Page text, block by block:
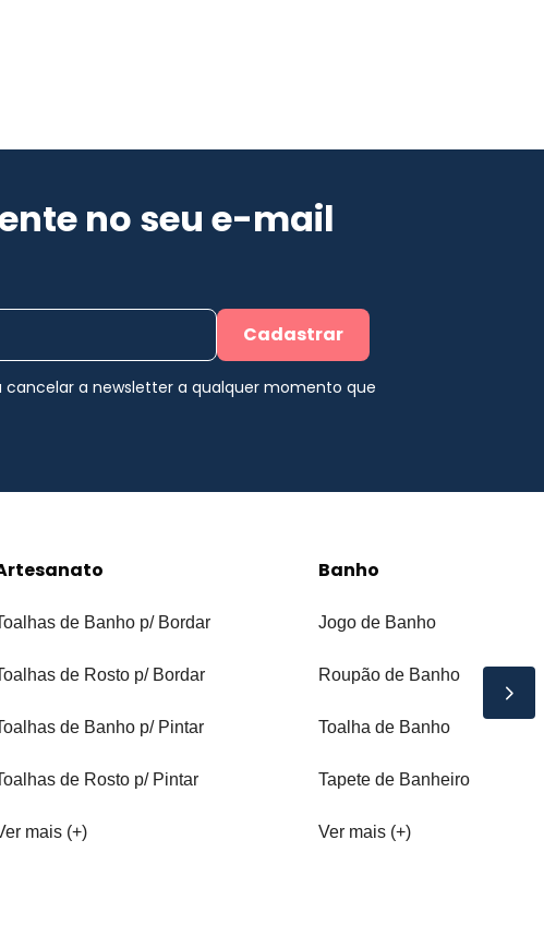
no seu e-mail
Cadastrar
cancelar a newsletter a qualquer momento que
de Banho p/ Bordar
de Rosto p/ Bordar
de Banho p/ Pintar
de Rosto p/ Pintar
mais (+)
Banho
Jogo de Banho
Roupão de Banho
Toalha de Banho
Tapete de Banheiro
Ver mais (+)